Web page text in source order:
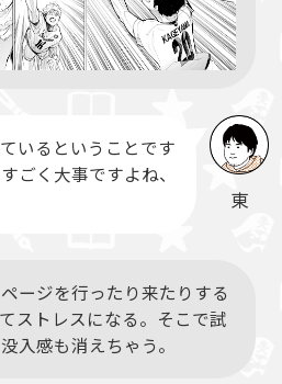
東
いるということです
ごく大事ですよね、
ージを行ったり来たりする
ストレスになる。そこで試
入感も消えちゃう。